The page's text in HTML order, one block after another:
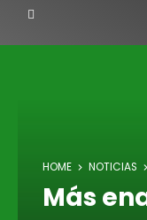
HOME NOTICIAS
Más